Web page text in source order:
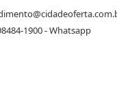
1900 - Whatsapp